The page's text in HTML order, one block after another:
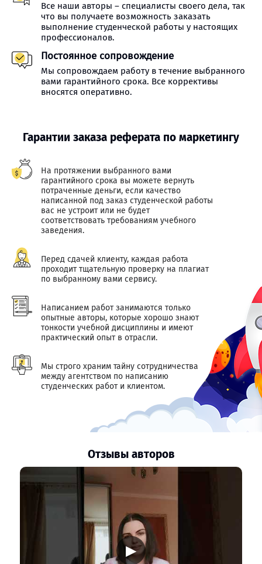
Все наши авторы – специалисты своего дела, так
что вы получаете возможность заказать
выполнение студенческой работы у настоящих
профессионалов.
Постоянное сопровождение
Мы сопровождаем работу в течение выбранного
вами гарантийного срока. Все коррективы
вносятся оперативно.
Гарантии заказа реферата по маркетингу
На протяжении выбранного вами
гарантийного срока вы можете вернуть
потраченные деньги, если качество
написанной под заказ студенческой работы
вас не устроит или не будет
соответствовать требованиям учебного
заведения.
Перед сдачей клиенту, каждая работа
проходит тщательную проверку на плагиат
по выбранному вами сервису.
Написанием работ занимаются только
опытные авторы, которые хорошо знают
тонкости учебной дисциплины и имеют
практический опыт в отрасли.
Мы строго храним тайну сотрудничества
между агентством по написанию
студенческих работ и клиентом.
Отзывы авторов
▶